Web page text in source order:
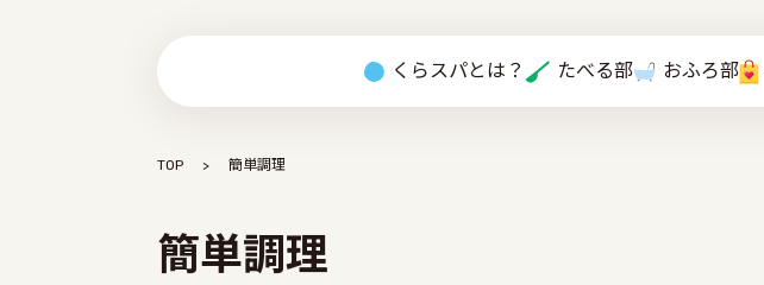
くらスパとは？ たべる部 おふろ部
TOP 簡単調理
簡単調理